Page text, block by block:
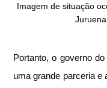
Imagem de situação
Portanto, o governo
uma grande parceria